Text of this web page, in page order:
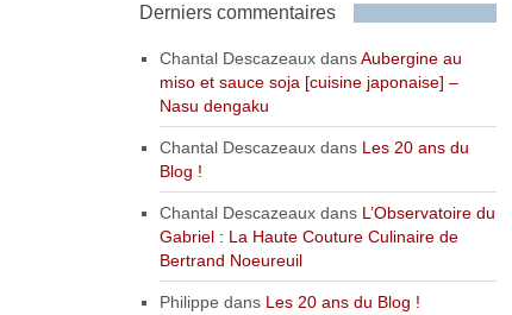
Derniers commentaires
Chantal DescazeauxdansAubergine au
miso et sauce soja [cuisine japonaise] –
Nasu dengaku
Chantal Descazeauxdans Les 20 ans du
Blog !
Chantal Descazeauxdans L’Observatoire du
Gabriel : La Haute Couture Culinaire de
Bertrand Noeureuil
Philippe dans Les 20 ans du Blog !